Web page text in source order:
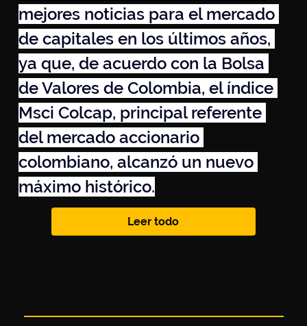
mejores noticias para el mercado
de capitales en los últimos años,
ya que, de acuerdo con la Bolsa
de Valores de Colombia, el índice
Msci Colcap, principal referente
del mercado accionario
colombiano, alcanzó un nuevo
máximo histórico.
Leer todo